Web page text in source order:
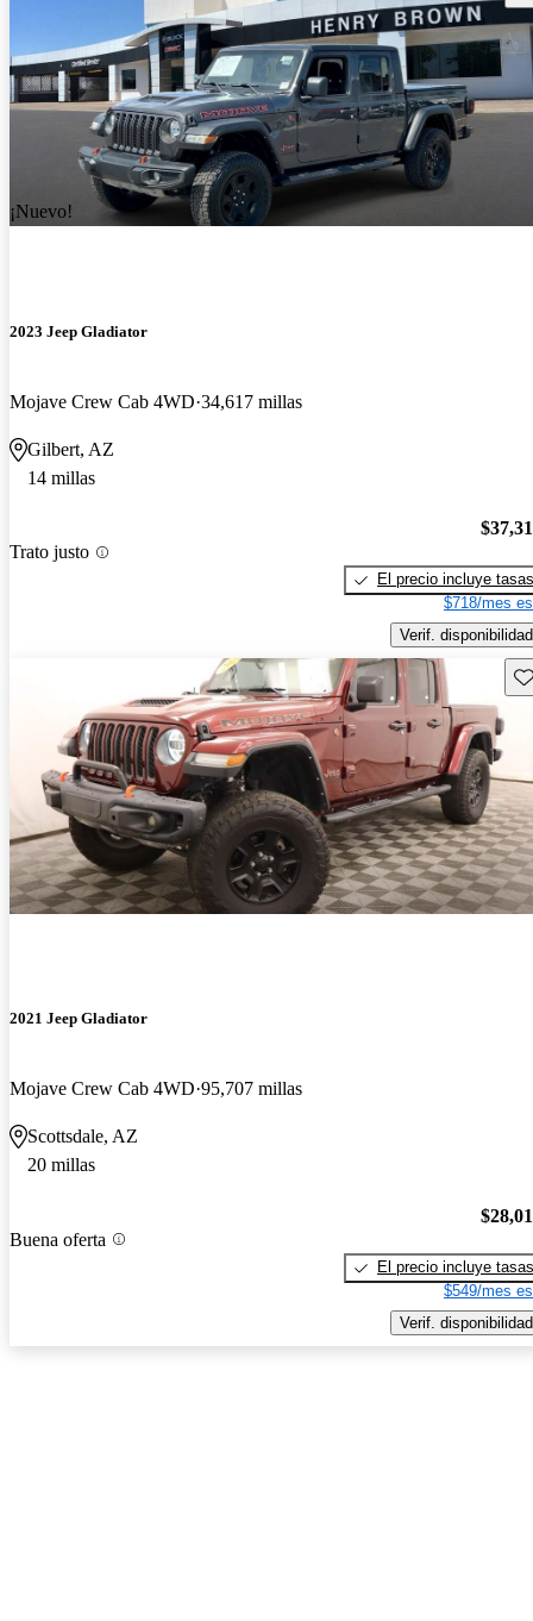
¡Nuevo!
2023 Jeep Gladiator
Mojave Crew Cab 4WD 34,617 millas
Gilbert, AZ
14 millas
Trato justo
El precio incluye tasas
$718/mes
Verif. disponibilidad
2021 Jeep Gladiator
Mojave Crew Cab 4WD 95,707 millas
Scottsdale, AZ
20 millas
Buena oferta
El precio incluye tasas
$549/mes
Verif. disponibilidad